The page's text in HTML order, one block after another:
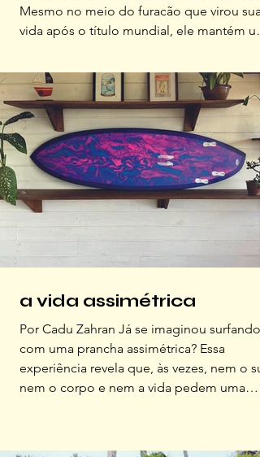
Mesmo no meio do furacão que virou sua
vida após o título mundial, ele mantém um
quem lida com a pressão desde sempre.
Sua postura reflete uma fidelidade única
suas raízes e ao estilo de vida da ilha. Para
alguém apaixonado por surf, como eu,
encarna uma autenticidade moldada pela
cultura do esporte e pela força da base
familiar, que o mantém c
a vida assimétrica
Por Cadu Zahran Já se imaginou surfando
com uma prancha assimétrica? Essa
experiência revela que, às vezes, nem o
nem o corpo e nem a vida pedem uma